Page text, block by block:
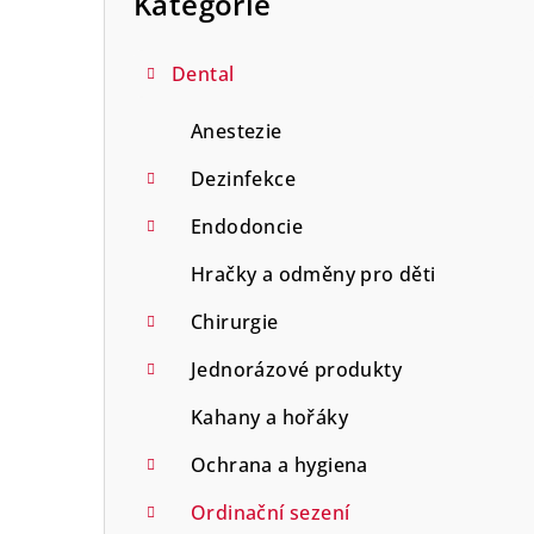
Dental
Anestezie
Dezinfekce
Endodoncie
Hračky a odměny pro děti
Chirurgie
Jednorázové produkty
Kahany a hořáky
Ochrana a hygiena
Ordinační sezení